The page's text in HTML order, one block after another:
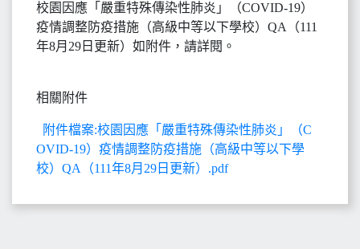
校園因應「嚴重特殊傳染性肺炎」（COVID-19）
疫情調整防疫措施（高級中等以下學校）QA（111
年8月29日更新）如附件，請詳閱。
相關附件
附件檔案:校園因應「嚴重特殊傳染性肺炎」（C
OVID-19）疫情調整防疫措施（高級中等以下學
校）QA（111年8月29日更新）.pdf